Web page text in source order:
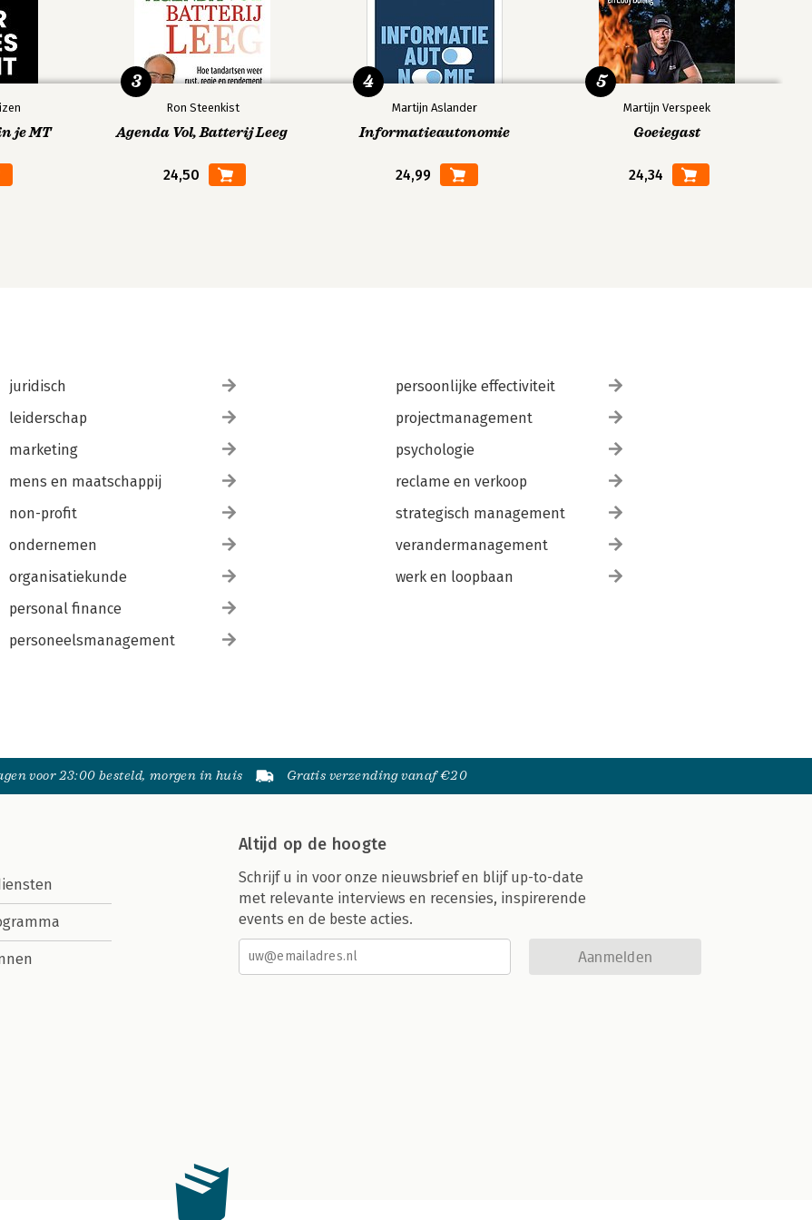
je MT
Ron Steenkist
Agenda Vol, Batterij Leeg
24,50
3
Martijn Aslander
Informatieautonomie
24,99
4
Martijn Verspeek
Goeiegast
24,34
5
juridisch
leiderschap
marketing
mens en maatschappij
non-profit
ondernemen
organisatiekunde
personal finance
personeelsmanagement
persoonlijke effectiviteit
projectmanagement
psychologie
reclame en verkoop
strategisch management
verandermanagement
werk en loopbaan
voor 23:00 besteld, morgen in huis Gratis verzending vanaf €20
Altijd op de hoogte
Schrijf u in voor onze nieuwsbrief en blijf up-to-date
met relevante interviews en recensies, inspirerende
events en de beste acties.
Aanmelden